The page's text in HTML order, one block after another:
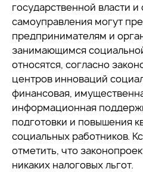
государственной власти
самоуправления могут
предпринимателям и
занимающимся
относятся, согласно
центров инноваций
финансовая,
информационная
подготовки и повышения
социальных работников.
отметить, что
никаких налоговых льгот.